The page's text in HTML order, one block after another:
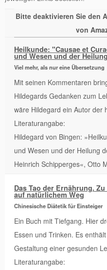
Bitte deaktivieren Sie den
von
Heilkunde: "Causae et
und Wesen und der
Viel mehr, als nur eine Übersetzung
Mit seinen Kommentaren
Hildegards Gedanken zum
wäre Hildegard ein Autor der
Literaturangabe:
Hildegard von Bingen:
und Wesen und der Heilung
Heinrich Schipperges«, Otto
Das Tao der Ernährung.
auf natürlichem Weg
Chinesische Diätetik für Einsteiger
Ein Buch mit Tiefgang. Hier
Essen und Trinken. Es
Gestaltung einer gesunden
Literaturangabe: